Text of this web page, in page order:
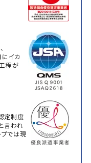
イカ
程が
定制度
言われ
では現